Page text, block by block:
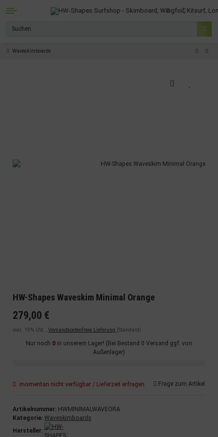
Waveskimboards
HW-Shapes Waveskim Minimal Orange
279,00 €
inkl. 19% USt. , Versandkostenfreie Lieferung (Standard)
Nur noch 0 in unserem Lager! (Bei Bestand 0 Versand ggf. von
Außenlager)
momentan nicht verfügbar / Lieferzeit erfragen Frage zum Artikel
Artikelnummer: HWMINIMALWAVEORA
Kategorie: Waveskimboards
Hersteller: